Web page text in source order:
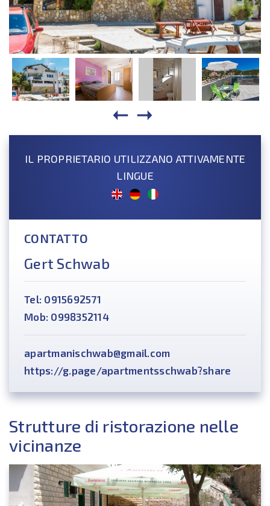
IL PROPRIETARIO UTILIZZANO ATTIVAMENTE
LINGUE
CONTATTO
Gert Schwab
Tel: 0915692571
Mob: 0998352114
apartmanischwab@gmail.com
https://g.page/apartmentsschwab?share
Strutture di ristorazione nelle
vicinanze